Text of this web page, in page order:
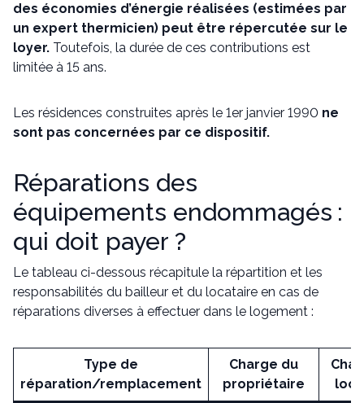
des économies d’énergie réalisées (estimées par
un expert thermicien) peut être répercutée sur le
loyer. Toutefois, la durée de ces contributions est
limitée à 15 ans.
Les résidences construites après le 1er janvier 1990 ne
sont pas concernées par ce dispositif.
Réparations des
équipements endommagés :
qui doit payer ?
Le tableau ci-dessous récapitule la répartition et les
responsabilités du bailleur et du locataire en cas de
réparations diverses à effectuer dans le logement :
Type de
réparation/remplacement
Charge du
propriétaire